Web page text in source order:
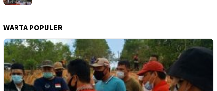
WARTA POPULER